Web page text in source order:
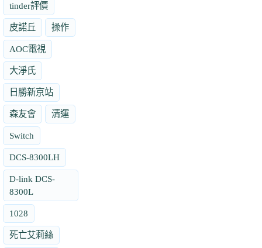
tinder評價
皮諾丘 操作
AOC電視
大淨氏
日勝新京站
森友會 清運
Switch
DCS-8300LH
D-link DCS-
8300L
1028
死亡艾莉絲